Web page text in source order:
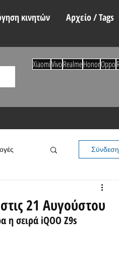
κινητών Αρχείο / Tags
21 Αυγούστου
η σειρά iQOO Z9s
XiaomiVivoRealmeHonorOppo